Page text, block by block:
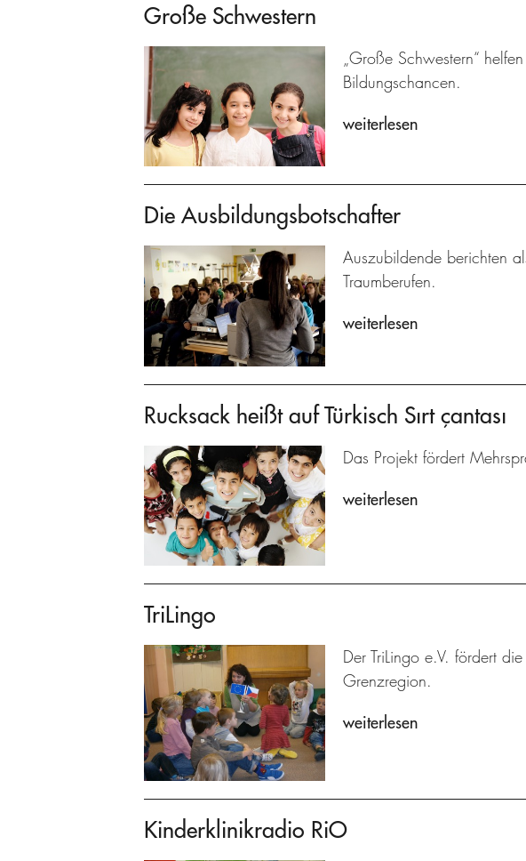
Große Schwestern
„Große Schwestern“
Bildungschancen.
weiterlesen
Die Ausbildungsbotschafter
Auszubildende berichten
Traumberufen.
weiterlesen
Rucksack heißt auf Türkisch Sırt çantası
Das Projekt fördert
weiterlesen
TriLingo
Der TriLingo e.V. fördert
Grenzregion.
weiterlesen
Kinderklinikradio RiO